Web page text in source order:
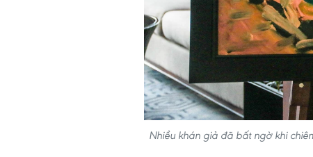
Nhiều khán giả đã bất ngờ khi